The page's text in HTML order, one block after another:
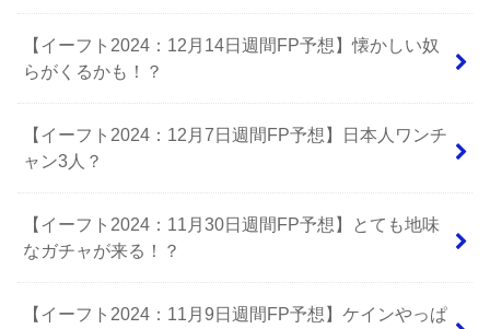
【イーフト2024：12月14日週間FP予想】懐かしい奴
らがくるかも！？
【イーフト2024：12月7日週間FP予想】日本人ワンチ
ャン3人？
【イーフト2024：11月30日週間FP予想】とても地味
なガチャが来る！？
【イーフト2024：11月9日週間FP予想】ケインやっぱ